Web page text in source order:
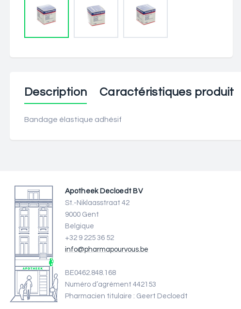
Description Caractéristiques produit
Bandage élastique adhésif
Apotheek Decloedt BV
St.-Niklaasstraat 42
9000 Gent
Belgique
+32 9 225 36 52
info@pharmapourvous.be
BE0462.848.168
Numéro d’agrément 442153
Pharmacien titulaire : Geert Decloedt